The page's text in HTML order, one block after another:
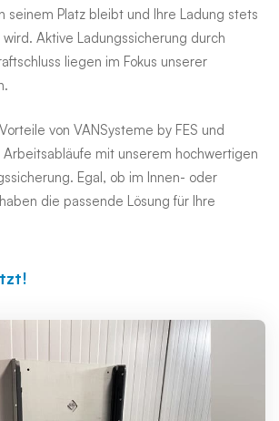
seinem Platz bleibt und Ihre Ladung stets
Aktive Ladungssicherung durch
liegen im Fokus unserer
von VANSysteme by FES und
mit unserem hochwertigen
Egal, ob im Innen- oder
die passende Lösung für Ihre